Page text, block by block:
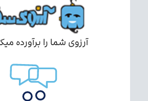
آرزوی شما را برآورده